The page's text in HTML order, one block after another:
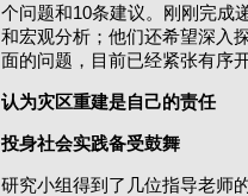
个问题和10条建议。刚刚完成
和宏观分析；他们还希望深入
面的问题，目前已经紧张有序
认为灾区重建是自己的责任
投身社会实践备受鼓舞
研究小组得到了几位指导老师